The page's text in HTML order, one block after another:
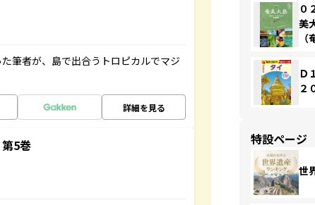
筆者が、島で出合うトロピカルでマジ
詳細を見る
5巻
０
美
Ｄ
２
特設ページ
世